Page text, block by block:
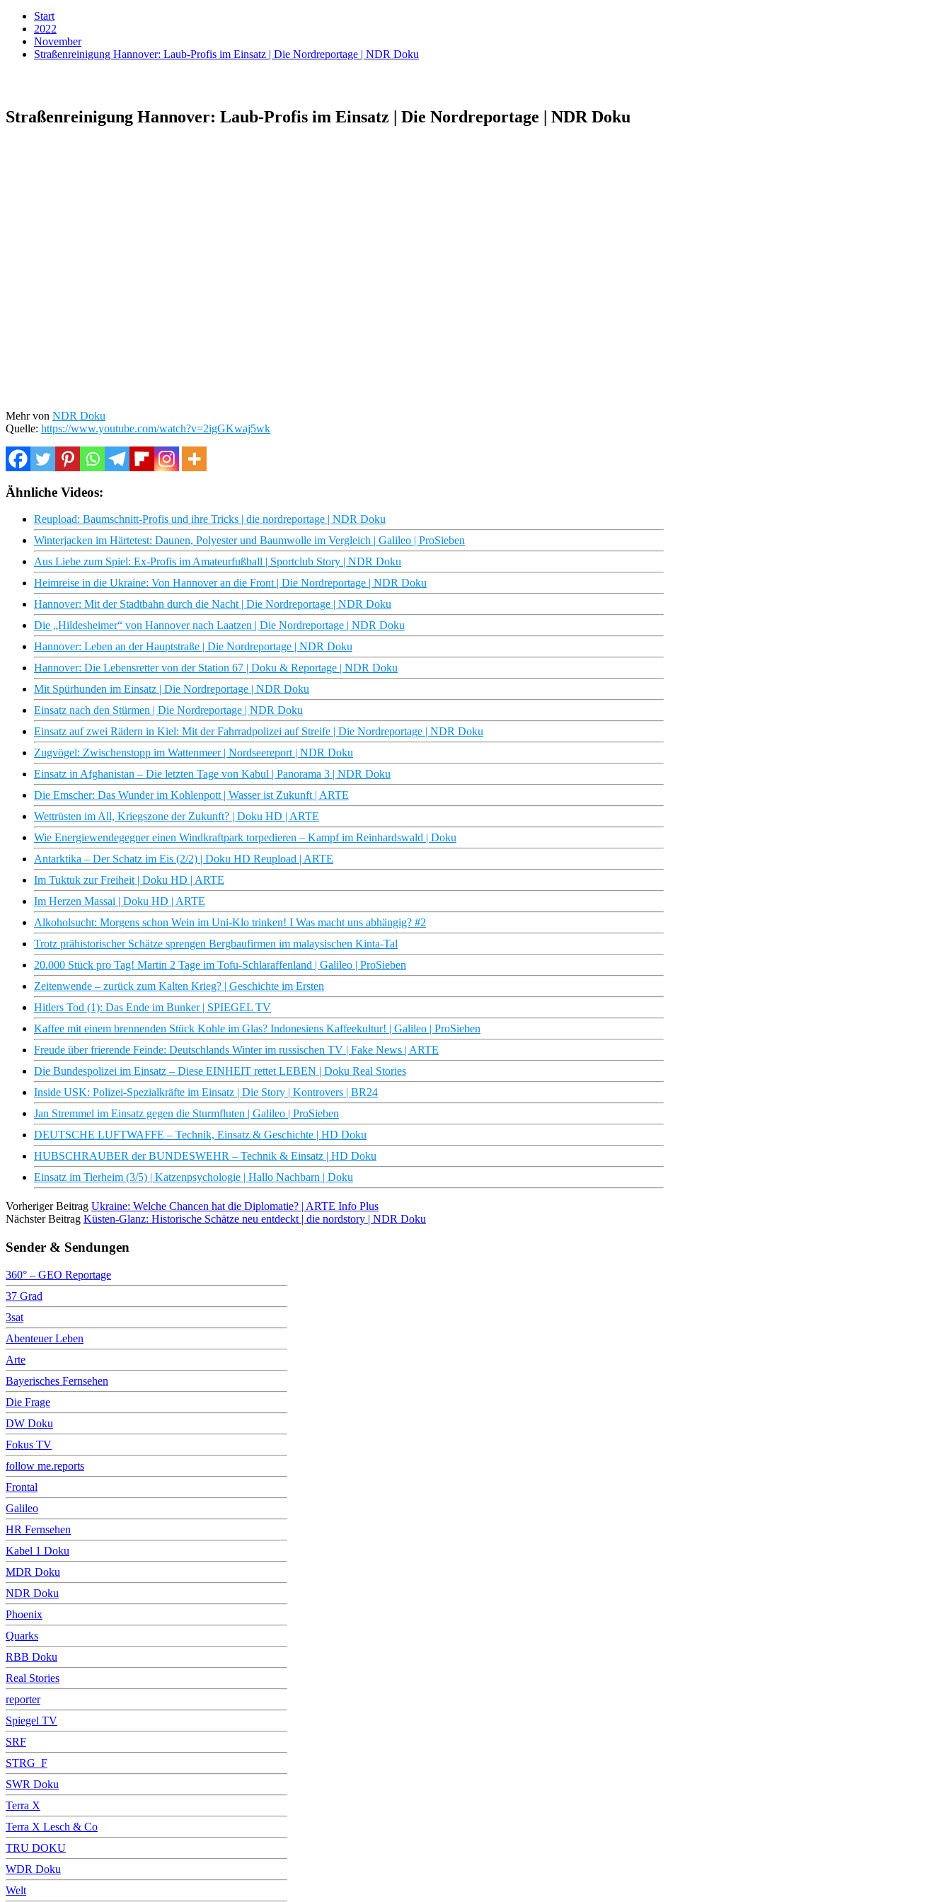
Start
2022
November
Straßenreinigung Hannover: Laub-Profis im Einsatz | Die Nordreportage | NDR Doku
Straßenreinigung Hannover: Laub-Profis im Einsatz | Die Nordreportage | NDR Doku
Mehr von NDR Doku
Quelle: https://www.youtube.com/watch?v=2igGKwaj5wk
Ähnliche Videos:
Reupload: Baumschnitt-Profis und ihre Tricks | die nordreportage | NDR Doku
Winterjacken im Härtetest: Daunen, Polyester und Baumwolle im Vergleich | Galileo | ProSieben
Aus Liebe zum Spiel: Ex-Profis im Amateurfußball | Sportclub Story | NDR Doku
Heimreise in die Ukraine: Von Hannover an die Front | Die Nordreportage | NDR Doku
Hannover: Mit der Stadtbahn durch die Nacht | Die Nordreportage | NDR Doku
Die „Hildesheimer“ von Hannover nach Laatzen | Die Nordreportage | NDR Doku
Hannover: Leben an der Hauptstraße | Die Nordreportage | NDR Doku
Hannover: Die Lebensretter von der Station 67 | Doku & Reportage | NDR Doku
Mit Spürhunden im Einsatz | Die Nordreportage | NDR Doku
Einsatz nach den Stürmen | Die Nordreportage | NDR Doku
Einsatz auf zwei Rädern in Kiel: Mit der Fahrradpolizei auf Streife | Die Nordreportage | NDR Doku
Zugvögel: Zwischenstopp im Wattenmeer | Nordseereport | NDR Doku
Einsatz in Afghanistan – Die letzten Tage von Kabul | Panorama 3 | NDR Doku
Die Emscher: Das Wunder im Kohlenpott | Wasser ist Zukunft | ARTE
Wettrüsten im All, Kriegszone der Zukunft? | Doku HD | ARTE
Wie Energiewendegegner einen Windkraftpark torpedieren – Kampf im Reinhardswald | Doku
Antarktika – Der Schatz im Eis (2/2) | Doku HD Reupload | ARTE
Im Tuktuk zur Freiheit | Doku HD | ARTE
Im Herzen Massai | Doku HD | ARTE
Alkoholsucht: Morgens schon Wein im Uni-Klo trinken! I Was macht uns abhängig? #2
Trotz prähistorischer Schätze sprengen Bergbaufirmen im malaysischen Kinta-Tal
20.000 Stück pro Tag! Martin 2 Tage im Tofu-Schlaraffenland | Galileo | ProSieben
Zeitenwende – zurück zum Kalten Krieg? | Geschichte im Ersten
Hitlers Tod (1): Das Ende im Bunker | SPIEGEL TV
Kaffee mit einem brennenden Stück Kohle im Glas? Indonesiens Kaffeekultur! | Galileo | ProSieben
Freude über frierende Feinde: Deutschlands Winter im russischen TV | Fake News | ARTE
Die Bundespolizei im Einsatz – Diese EINHEIT rettet LEBEN | Doku Real Stories
Inside USK: Polizei-Spezialkräfte im Einsatz | Die Story | Kontrovers | BR24
Jan Stremmel im Einsatz gegen die Sturmfluten | Galileo | ProSieben
DEUTSCHE LUFTWAFFE – Technik, Einsatz & Geschichte | HD Doku
HUBSCHRAUBER der BUNDESWEHR – Technik & Einsatz | HD Doku
Einsatz im Tierheim (3/5) | Katzenpsychologie | Hallo Nachbarn | Doku
Vorheriger Beitrag Ukraine: Welche Chancen hat die Diplomatie? | ARTE Info Plus
Nächster Beitrag Küsten-Glanz: Historische Schätze neu entdeckt | die nordstory | NDR Doku
Sender & Sendungen
360° – GEO Reportage
37 Grad
3sat
Abenteuer Leben
Arte
Bayerisches Fernsehen
Die Frage
DW Doku
Fokus TV
follow me.reports
Frontal
Galileo
HR Fernsehen
Kabel 1 Doku
MDR Doku
NDR Doku
Phoenix
Quarks
RBB Doku
Real Stories
reporter
Spiegel TV
SRF
STRG_F
SWR Doku
Terra X
Terra X Lesch & Co
TRU DOKU
WDR Doku
Welt